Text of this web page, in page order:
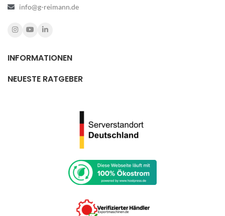
info@g-reimann.de
INFORMATIONEN
NEUESTE RATGEBER